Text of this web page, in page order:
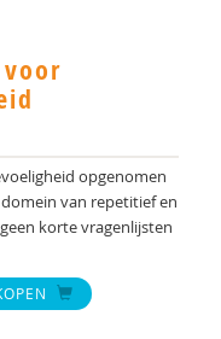
opgenomen
van repetitief en
korte vragenlijsten